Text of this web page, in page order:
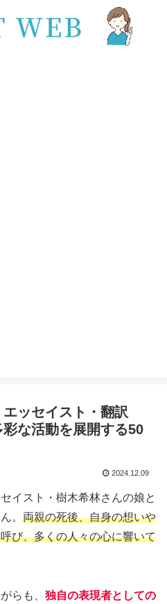
ッセイスト・翻訳
な活動を展開する50
2024.12.09
イスト・樹木希林さんの娘と
。 両親の死後、自身の想いや
び、多くの人々の心に響いて
らも、 独自の表現者としての